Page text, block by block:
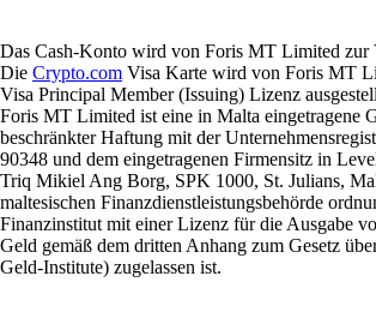
Das Cash-Konto wird von Foris MT Limited zur
Die Crypto.com Visa Karte wird von Foris MT
Visa Principal Member (Issuing) Lizenz
Foris MT Limited ist eine in Malta eingetragene
beschränkter Haftung mit der
90348 und dem eingetragenen Firmensitz in
Triq Mikiel Ang Borg, SPK 1000, St. Julians,
maltesischen Finanzdienstleistungsbehörde
Finanzinstitut mit einer Lizenz für die Ausgabe
Geld gemäß dem dritten Anhang zum Gesetz
Geld-Institute) zugelassen ist.